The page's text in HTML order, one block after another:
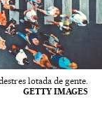
lotada de gente.
GETTY IMAGES